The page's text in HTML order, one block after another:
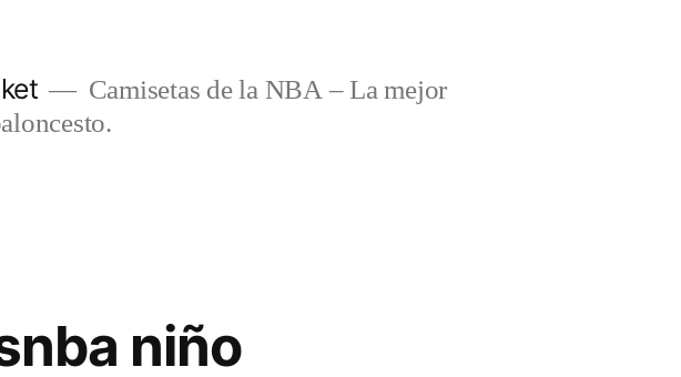
Camisetas de la NBA – La mejor
niño